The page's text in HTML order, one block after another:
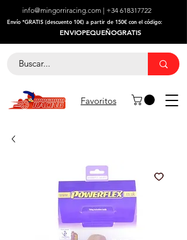
info@mingorriracing.com | +34 618317722
​Envío *GRATIS (descuento 10€) a partir de 150€ con el código:
ENVIOPEQUEÑOGRATIS
Favoritos